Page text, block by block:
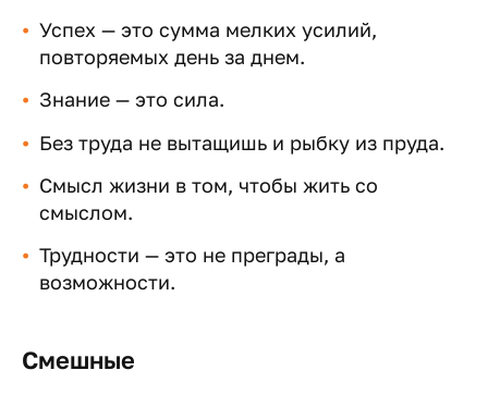
Успех — это сумма мелких усилий,
повторяемых день за днем.
Знание — это сила.
Без труда не вытащишь и рыбку из пруда.
Смысл жизни в том, чтобы жить со
смыслом.
Трудности — это не преграды, а
возможности.
Смешные